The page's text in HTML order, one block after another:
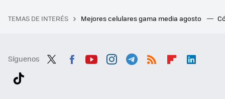
TEMAS DE INTERÉS Mejores celulares gama media agosto
Síguenos